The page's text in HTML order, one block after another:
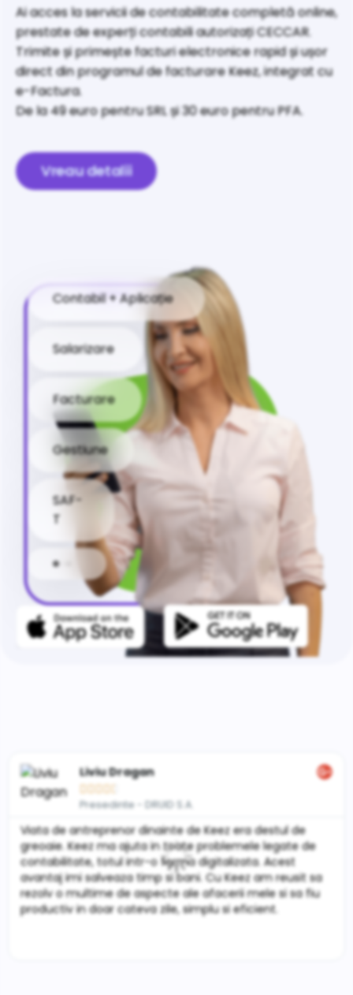
Ai acces la servicii de contabilitate completă online,
prestate de experți contabili autorizați CECCAR.
Trimite și primește facturi electronice rapid și ușor
direct din programul de facturare Keez, integrat cu
e-Factura.
De la 49 euro pentru SRL și 30 euro pentru PFA.
Vreau detalii
Contabil + Aplicație
Salarizare
Facturare
Gestiune
SAF-
T
Liviu Dragan
Presedinte - DRUID S.A.
Viata de antreprenor dinainte de Keez era destul de
greoaie. Keez ma ajuta in toate problemele legate de
contabilitate, totul intr-o forma digitalizata. Acest
avantaj imi salveaza timp si bani. Cu Keez am reusit sa
rezolv o multime de aspecte ale afacerii mele si sa fiu
productiv in doar cateva zile, simplu si eficient.